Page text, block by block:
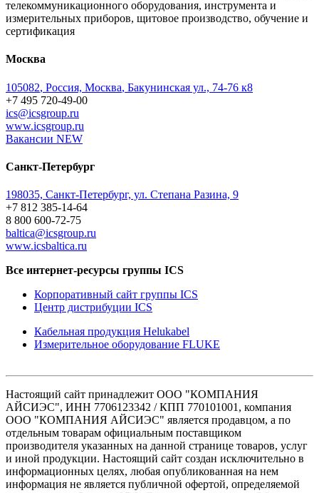
телекоммуникационного оборудования, инструмента и
измерительных приборов, щитовое производство, обучение и
сертификация
Москва
105082, Россия, Москва, Бакунинская ул., 74-76 к8
+7 495 720-49-00
ics@icsgroup.ru
www.icsgroup.ru
Вакансии NEW
Санкт-Петербург
198035, Санкт-Петербург, ул. Степана Разина, 9
+7 812 385-14-64
8 800 600-72-75
baltica@icsgroup.ru
www.icsbaltica.ru
Все интернет-ресурсы группы ICS
Корпоративный сайт группы ICS
Центр дистрибуции ICS
Кабельная продукция Helukabel
Измерительное оборудование FLUKE
Настоящий сайт принадлежит ООО "КОМПАНИЯ
АЙСИЭС", ИНН 7706123342 / КПП 770101001, компания
ООО "КОМПАНИЯ АЙСИЭС" является продавцом, а по
отдельным товарам официальным поставщиком
производителя указанных на данной странице товаров, услуг
и иной продукции. Настоящий сайт создан исключительно в
информационных целях, любая опубликованная на нем
информация не является публичной офертой, определяемой